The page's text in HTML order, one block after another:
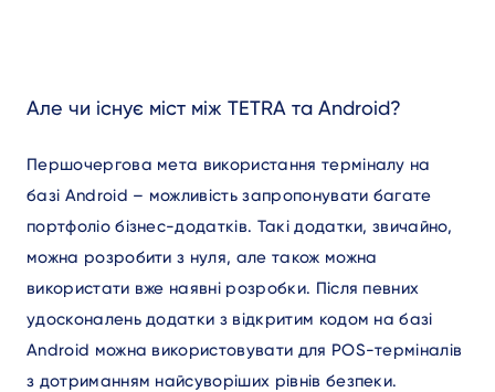
Але чи існує міст між TETRA та Android?
Першочергова мета використання терміналу на
базі Android – можливість запропонувати багате
портфоліо бізнес-додатків. Такі додатки, звичайно,
можна розробити з нуля, але також можна
використати вже наявні розробки. Після певних
удосконалень додатки з відкритим кодом на базі
Android можна використовувати для POS-терміналів
з дотриманням найсуворіших рівнів безпеки.